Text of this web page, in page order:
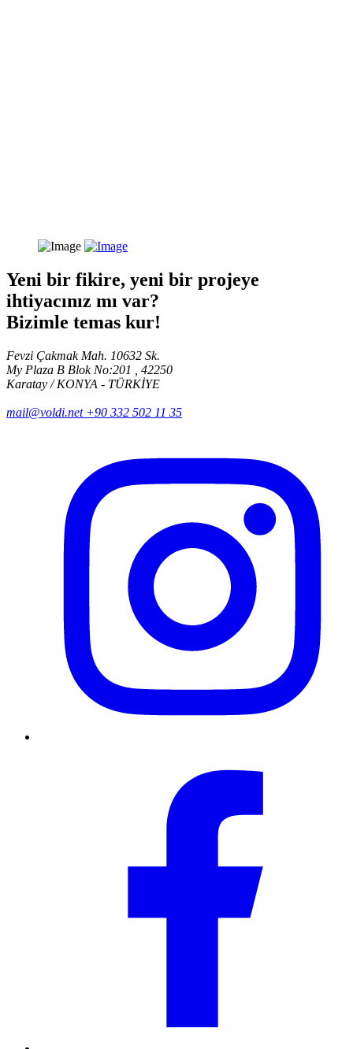
Yeni bir fikire, yeni bir projeye
ihtiyacınız mı var?
Bizimle temas kur!
Fevzi Çakmak Mah. 10632 Sk.
My Plaza B Blok No:201 , 42250
Karatay / KONYA - TÜRKİYE
mail@voldi.net +90 332 502 11 35